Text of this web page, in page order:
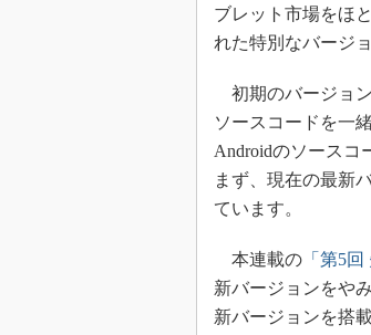
ブレット市場をほ
れた特別なバージ
初期のバージョ
ソースコードを一
Androidのソースコ
まず、現在の最新
ています。
本連載の 「第5
新バージョンをや
新バージョンを搭